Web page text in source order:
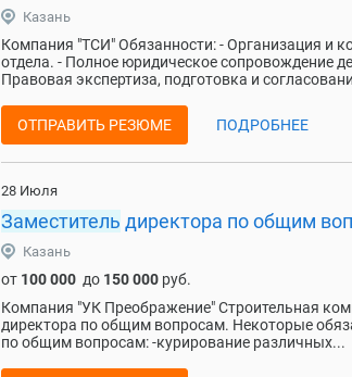
Казань
Компания "ТСИ" Обязанности: - Организация и
отдела. - Полное юридическое сопровождение
Правовая экспертиза, подготовка и
ОТПРАВИТЬ РЕЗЮМЕ ПОДРОБНЕЕ
28 Июля
Заместитель директора по общим
Казань
от 100 000 до 150 000 руб.
Компания "УК Преображение" Строительная
директора по общим вопросам. Некоторые
по общим вопросам: -курирование различных...